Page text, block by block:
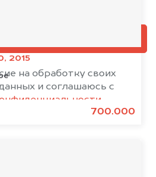
2015
700.000
на обработку своих
и соглашаюсь с